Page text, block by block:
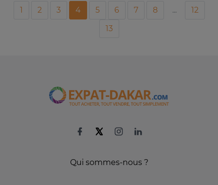
1 2 3 4 5 6 7 8 ...
12
13
Qui sommes-nous ?